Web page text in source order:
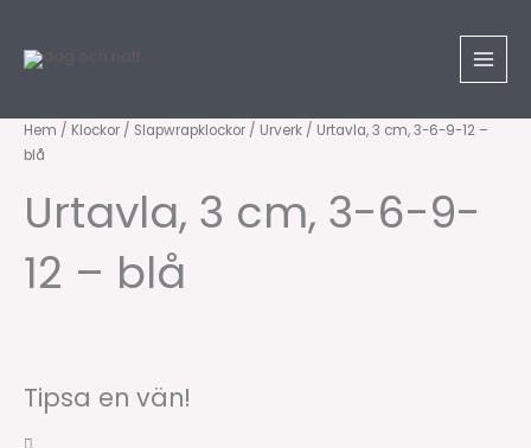
innehåll
Hem / Klockor / Slapwrapklockor / Urverk / Urtavla, 3 cm, 3-6-9-12 –
blå
Urtavla, 3 cm, 3-6-9-
12 – blå
Tipsa en vän!
Urtavla,
3
9-
12